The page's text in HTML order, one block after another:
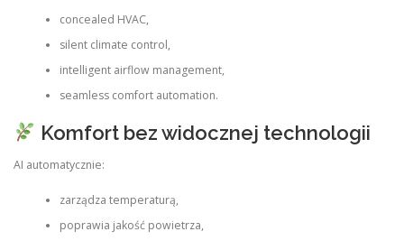
concealed HVAC,
silent climate control,
intelligent airflow management,
seamless comfort automation.
Komfort bez widocznej technologii
AI automatycznie:
zarządza temperaturą,
poprawia jakość powietrza,